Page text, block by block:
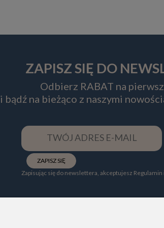
ZAPISZ SIĘ DO
Odbierz RABAT na
i bądź na bieżąco z naszymi
ZAPISZ SIĘ
Zapisując się do newslettera, akceptujesz